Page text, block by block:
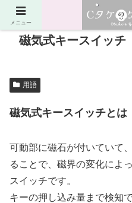
磁気式キースイッチ
用語
磁気式キースイッチとは
可動部に磁石が付いていて
ることで、磁界の変化によ
スイッチです。
キーの押し込み量まで検知
メニュー